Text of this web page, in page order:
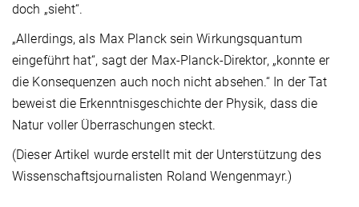
doch „sieht“.
„Allerdings, als Max Planck sein Wirkungsquantum
eingeführt hat“, sagt der Max-Planck-Direktor, „konnte er
die Konsequenzen auch noch nicht absehen.“ In der Tat
beweist die Erkenntnisgeschichte der Physik, dass die
Natur voller Überraschungen steckt.
(Dieser Artikel wurde erstellt mit der Unterstützung des
Wissenschaftsjournalisten Roland Wengenmayr.)